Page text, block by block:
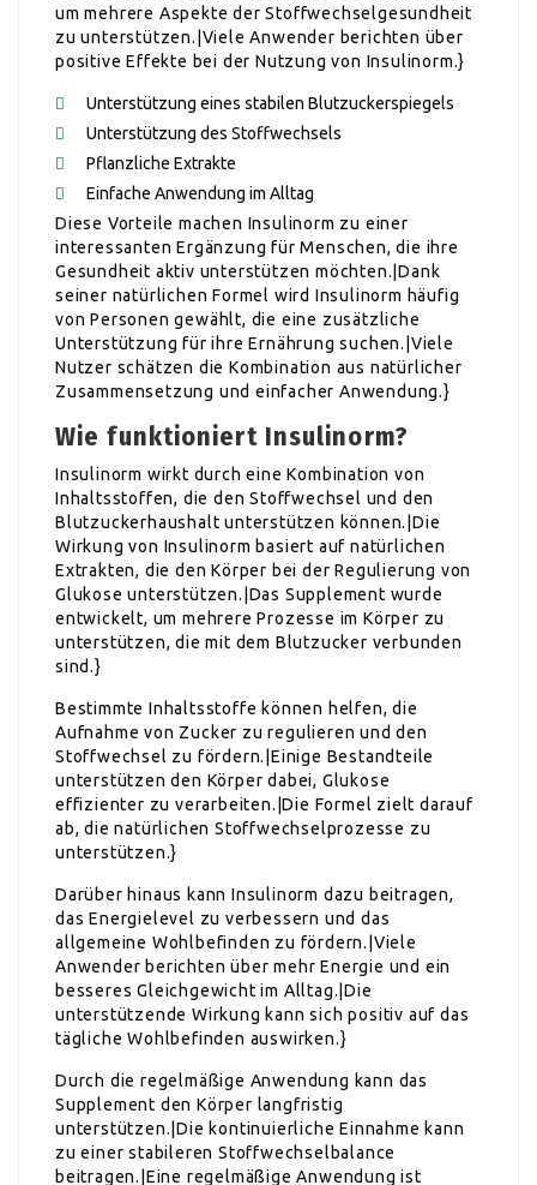
um mehrere Aspekte der Stoffwechselgesundheit
zu unterstützen.|Viele Anwender berichten über
positive Effekte bei der Nutzung von Insulinorm.}
Unterstützung eines stabilen Blutzuckerspiegels
Unterstützung des Stoffwechsels
Pflanzliche Extrakte
Einfache Anwendung im Alltag
Diese Vorteile machen Insulinorm zu einer
interessanten Ergänzung für Menschen, die ihre
Gesundheit aktiv unterstützen möchten.|Dank
seiner natürlichen Formel wird Insulinorm häufig
von Personen gewählt, die eine zusätzliche
Unterstützung für ihre Ernährung suchen.|Viele
Nutzer schätzen die Kombination aus natürlicher
Zusammensetzung und einfacher Anwendung.}
Wie funktioniert Insulinorm?
Insulinorm wirkt durch eine Kombination von
Inhaltsstoffen, die den Stoffwechsel und den
Blutzuckerhaushalt unterstützen können.|Die
Wirkung von Insulinorm basiert auf natürlichen
Extrakten, die den Körper bei der Regulierung von
Glukose unterstützen.|Das Supplement wurde
entwickelt, um mehrere Prozesse im Körper zu
unterstützen, die mit dem Blutzucker verbunden
sind.}
Bestimmte Inhaltsstoffe können helfen, die
Aufnahme von Zucker zu regulieren und den
Stoffwechsel zu fördern.|Einige Bestandteile
unterstützen den Körper dabei, Glukose
effizienter zu verarbeiten.|Die Formel zielt darauf
ab, die natürlichen Stoffwechselprozesse zu
unterstützen.}
Darüber hinaus kann Insulinorm dazu beitragen,
das Energielevel zu verbessern und das
allgemeine Wohlbefinden zu fördern.|Viele
Anwender berichten über mehr Energie und ein
besseres Gleichgewicht im Alltag.|Die
unterstützende Wirkung kann sich positiv auf das
tägliche Wohlbefinden auswirken.}
Durch die regelmäßige Anwendung kann das
Supplement den Körper langfristig
unterstützen.|Die kontinuierliche Einnahme kann
zu einer stabileren Stoffwechselbalance
beitragen.|Eine regelmäßige Anwendung ist